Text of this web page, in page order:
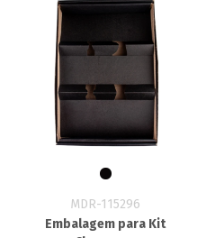
MDR-115296
Embalagem para Kit